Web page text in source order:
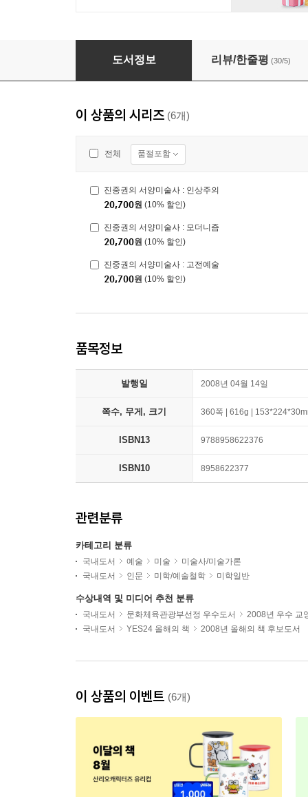
진중권의 서양미술사 고전예술편
도서정보 리뷰/한줄평 (30/5)
이 상품의 시리즈 (6개)
전체 품절포함
진중권의 서양미술사 : 인상주의
20,700원 (10% 할인)
진중권의 서양미술사 : 모더니즘
20,700원 (10% 할인)
진중권의 서양미술사 : 고전예술
20,700원 (10% 할인)
품목정보
발행일 2008년 04월 14일
쪽수, 무게, 크기 360쪽 | 616g |
ISBN13 9788958622376
ISBN10 8958622377
관련분류
카테고리 분류
국내도서 예술 미술
미술사/미술가론
국내도서
인문 미학/예술철학 미학일반
수상내역 및 미디어 추천 분류
국내도서 문화체육관광부선정 우수도서
2008년 우수 교
국내도서
YES24 올해의 책 2008년 올해의 책 후보도서
이 상품의 이벤트 (6개)